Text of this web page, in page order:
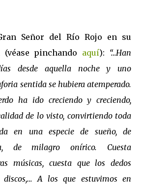
Señor del Río Rojo en su
pinchando aquí): “…Han
desde aquella noche y uno
sentida se hubiera atemperado.
ha ido creciendo y creciendo,
de lo visto, convirtiendo toda
en una especie de sueño, de
de milagro onírico. Cuesta
músicas, cuesta que los dedos
A los que estuvimos en